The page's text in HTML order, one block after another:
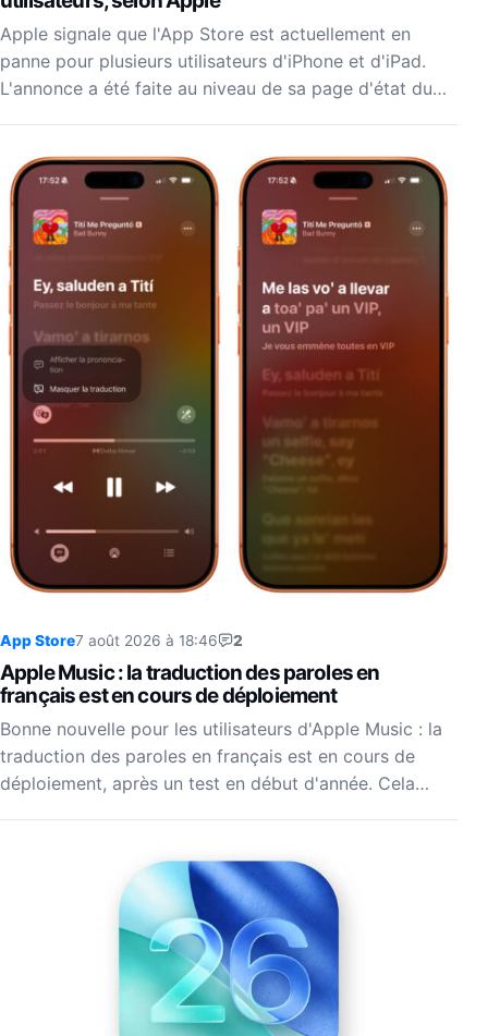
Apple signale que l'App Store est actuellement en
panne pour plusieurs utilisateurs d'iPhone et d'iPad.
L'annonce a été faite au niveau de sa page d'état du…
App Store7 août 2026 à 18:46 2
Apple Music : la traduction des paroles en
français est en cours de déploiement
Bonne nouvelle pour les utilisateurs d'Apple Music : la
traduction des paroles en français est en cours de
déploiement, après un test en début d'année. Cela…